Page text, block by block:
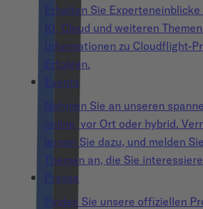
Erhalten Sie
KI, Cloud und weiteren
Informationen zu Cloudflight-
Erfolgen.
Events
Nehmen Sie an unseren
online, vor Ort oder hybrid.
lernen Sie dazu, und melden
Themen an, die Sie
Presse
Finden Sie unsere offiziellen